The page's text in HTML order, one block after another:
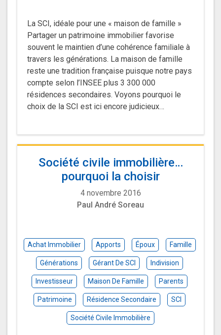
La SCI, idéale pour une « maison de famille »
Partager un patrimoine immobilier favorise
souvent le maintien d’une cohérence familiale à
travers les générations. La maison de famille
reste une tradition française puisque notre pays
compte selon l’INSEE plus 3 300 000
résidences secondaires. Voyons pourquoi le
choix de la SCI est ici encore judicieux…
Société civile immobilière…
pourquoi la choisir
4 novembre 2016
Paul André Soreau
Achat Immobilier Apports Époux Famille
Générations Gérant De SCI Indivision
Investisseur Maison De Famille Parents
Patrimoine Résidence Secondaire SCI
Société Civile Immobilière